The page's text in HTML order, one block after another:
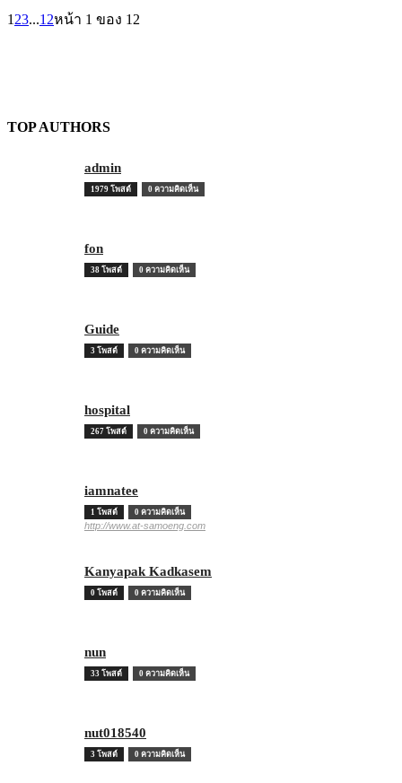
1 23...12หน้า 1 ของ 12
TOP AUTHORS
admin
1979 โพสต์ 0 ความคิดเห็น
fon
38 โพสต์ 0 ความคิดเห็น
Guide
3 โพสต์ 0 ความคิดเห็น
hospital
267 โพสต์ 0 ความคิดเห็น
iamnatee
1 โพสต์ 0 ความคิดเห็น
http://www.at-samoeng.com
Kanyapak Kadkasem
0 โพสต์ 0 ความคิดเห็น
nun
33 โพสต์ 0 ความคิดเห็น
nut018540
3 โพสต์ 0 ความคิดเห็น